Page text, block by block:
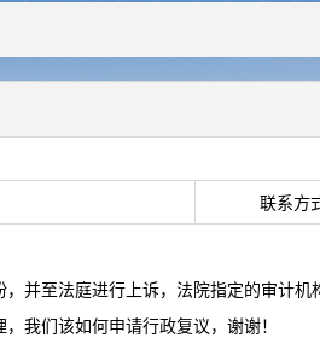
联系方
并至法庭进行上诉，法院指定的审计机
我们该如何申请行政复议，谢谢！